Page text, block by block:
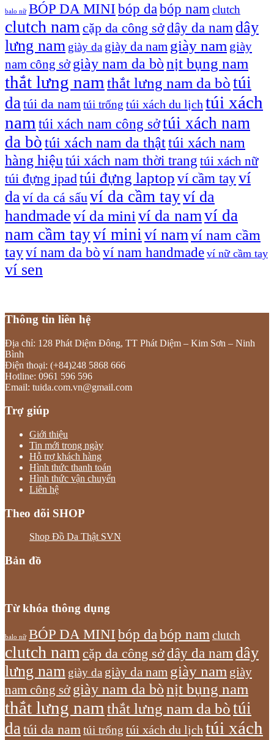
balo nữ BÓP DA MINI bóp dabóp nam clutch
clutch nam cặp da công sởdây da nam dây
lưng nam giày da giày da nam giày nam giày
nam công sở giày nam da bònịt bụng nam
thắt lưng nam thắt lưng nam da bòtúi
datúi da namtúi trống túi xách du lịch túi xách
nam túi xách nam công sởtúi xách nam
da bòtúi xách nam da thậttúi xách nam
hàng hiệu túi xách nam thời trang túi xách nữ
túi đựng ipadtúi đựng laptop ví cầm tayví
daví da cá sấuví da cầm tayví da
handmadeví da mini ví da namví da
nam cầm tayví miniví namví nam cầm
tayví nam da bò ví nam handmade ví nữ cầm tay
ví sen
Thông tin liên hệ
Địa chỉ: 128 Phát Diệm Đông, TT Phát Diệm – Kim Sơn – Ninh
Bình
Điện thoại: (+84)248 5868 666
Hotline: 0961 596 596
Email: tuida.com.vn@gmail.com
Trợ giúp
Giới thiệu
Tin mới trong ngày
Hỗ trợ khách hàng
Hình thức thanh toán
Hình thức vận chuyển
Liên hệ
Theo dõi SHOP
Shop Đồ Da Thật SVN
Bản đồ
Từ khóa thông dụng
balo nữ BÓP DA MINI bóp dabóp namclutch
clutch namcặp da công sởdây da namdây
lưng nam giày da giày da nam giày nam giày
nam công sở giày nam da bònịt bụng nam
thắt lưng nam thắt lưng nam da bòtúi
datúi da namtúi trống túi xách du lịch túi xách